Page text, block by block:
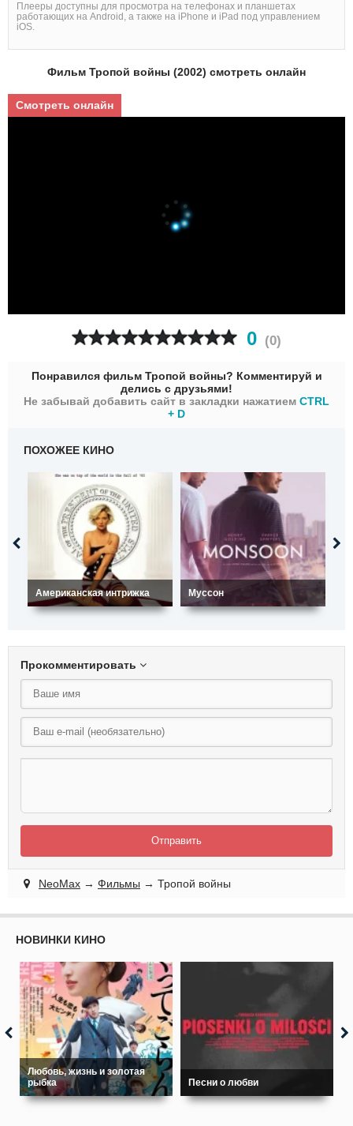
Плееры доступны для просмотра на телефонах и планшетах
работающих на Android, а также на iPhone и iPad под управлением
iOS.
Фильм Тропой войны (2002) смотреть онлайн
Смотреть онлайн
0 (0)
Понравился фильм Тропой войны? Комментируй и
делись с друзьями!
Не забывай добавить сайт в закладки нажатием CTRL
+ D
ПОХОЖЕЕ КИНО
Американская интрижка Муссон
Прокомментировать
Отправить
NeoMax → Фильмы → Тропой войны
НОВИНКИ КИНО
Любовь, жизнь и золотая
рыбка
Песни о любви